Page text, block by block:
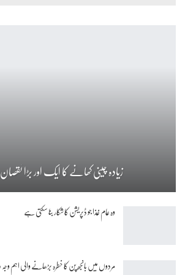
زیادہ چینی کھانے کا ایک اور بڑا
وہ عام غذا جو ڈپریشن کا شکار بنا سکتی ہے
مردوں میں بانجھ پن کا خطرہ بڑھانے والی اہم